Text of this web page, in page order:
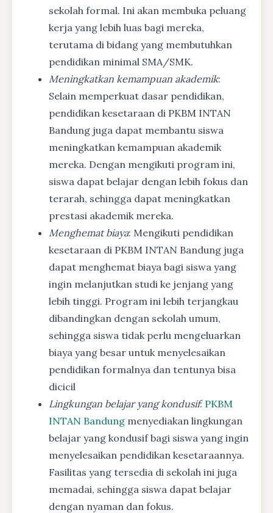
sekolah formal. Ini akan membuka peluang
kerja yang lebih luas bagi mereka,
terutama di bidang yang membutuhkan
pendidikan minimal SMA/SMK.
Meningkatkan kemampuan akademik:
Selain memperkuat dasar pendidikan,
pendidikan kesetaraan di PKBM INTAN
Bandung juga dapat membantu siswa
meningkatkan kemampuan akademik
mereka. Dengan mengikuti program ini,
siswa dapat belajar dengan lebih fokus dan
terarah, sehingga dapat meningkatkan
prestasi akademik mereka.
Menghemat biaya: Mengikuti pendidikan
kesetaraan di PKBM INTAN Bandung juga
dapat menghemat biaya bagi siswa yang
ingin melanjutkan studi ke jenjang yang
lebih tinggi. Program ini lebih terjangkau
dibandingkan dengan sekolah umum,
sehingga siswa tidak perlu mengeluarkan
biaya yang besar untuk menyelesaikan
pendidikan formalnya dan tentunya bisa
dicicil
Lingkungan belajar yang kondusif: PKBM
INTAN Bandung menyediakan lingkungan
belajar yang kondusif bagi siswa yang ingin
menyelesaikan pendidikan kesetaraannya.
Fasilitas yang tersedia di sekolah ini juga
memadai, sehingga siswa dapat belajar
dengan nyaman dan fokus.